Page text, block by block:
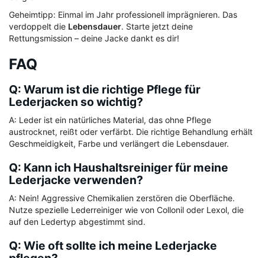
Geheimtipp: Einmal im Jahr professionell imprägnieren. Das
verdoppelt die Lebensdauer. Starte jetzt deine
Rettungsmission – deine Jacke dankt es dir!
FAQ
Q: Warum ist die richtige Pflege für
Lederjacken so wichtig?
A: Leder ist ein natürliches Material, das ohne Pflege
austrocknet, reißt oder verfärbt. Die richtige Behandlung erhält
Geschmeidigkeit, Farbe und verlängert die Lebensdauer.
Q: Kann ich Haushaltsreiniger für meine
Lederjacke verwenden?
A: Nein! Aggressive Chemikalien zerstören die Oberfläche.
Nutze spezielle Lederreiniger wie von Collonil oder Lexol, die
auf den Ledertyp abgestimmt sind.
Q: Wie oft sollte ich meine Lederjacke